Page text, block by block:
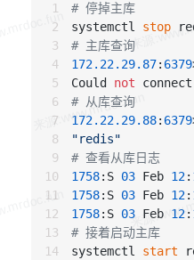
sync_full:0
sync_partial_ok:0
sync_partial_err:0
expired_keys:0
evicted_keys:0
keyspace_hits:0
keyspace_misses:0
pubsub_channels:0
pubsub_patterns:0
# 停掉主库
systemctl stop
# 主库查询
172.22.29.87: 6379
Could not connect
# 从库查询
172.22.29.88: 6379
"redis"
# 查看从库日志
1758:S 03 Feb 12:
1758:S 03 Feb 12:
1758:S 03 Feb 12:
# 接着启动主库
systemctl start